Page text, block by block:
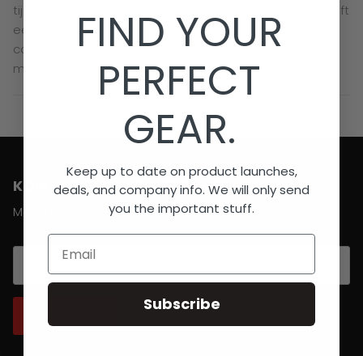
tijdens of na het sporten. Het comfortabele jacket heeft
een stoere look, een opstaande kraag en een
comfortabele boord in de taille en onderaan bij de
mouwen.
KOM IN CONTACT MET BRABO HOCKEY
Meld u aan voor updates
FIND YOUR
PERFECT
GEAR.
Keep up to date on product launches,
deals, and company info. We will only send
you the important stuff.
Email
Subscribe